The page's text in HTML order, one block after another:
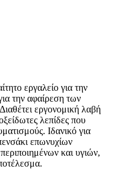
εργαλείο για την
την αφαίρεση των
εργονομική λαβή
λεπίδες που
Ιδανικό για
επωνυχίων
και υγιών,